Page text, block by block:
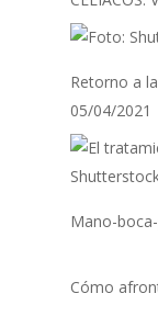
Retorno a
05/04/2021
Mano-
Cómo